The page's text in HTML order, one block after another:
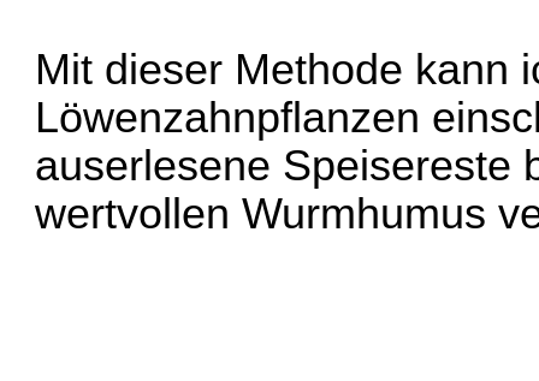
Mit dieser Methode kann
Löwenzahnpflanzen
auserlesene Speisereste
wertvollen Wurmhumus